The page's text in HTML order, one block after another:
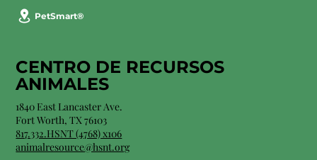
PetSmart®
CENTRO DE RECURSOS
ANIMALES
1840 East Lancaster Ave.
Fort Worth, TX 76103
817.332.HSNT (4768) x106
animalresource@hsnt.org